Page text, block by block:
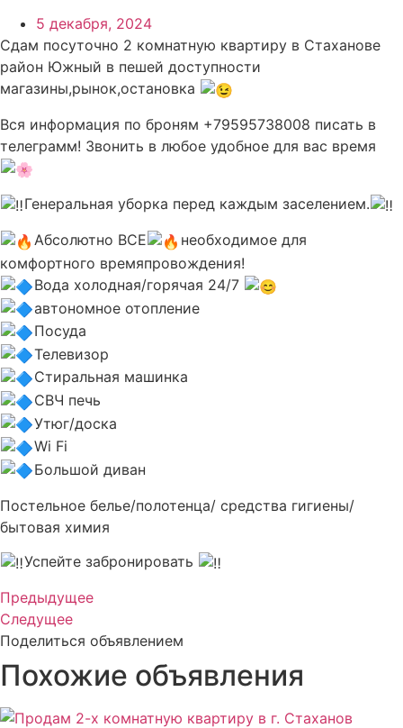
5 декабря, 2024
Сдам посуточно 2 комнатную квартиру в Стаханове
район Южный в пешей доступности
магазины,рынок,остановка
Вся информация по броням +79595738008 писать в
телеграмм! Звонить в любое удобное для вас время
Генеральная уборка перед каждым заселением.
Абсолютно ВСЕ
необходимое для
комфортного времяпровождения!
Вода холодная/горячая 24/7
автономное отопление
Посуда
Телевизор
Стиральная машинка
СВЧ печь
Утюг/доска
Wi Fi
Большой диван
Постельное белье/полотенца/ средства гигиены/
бытовая химия
Успейте забронировать
Предыдущее
Следущее
Поделиться объявлением
Похожие объявления